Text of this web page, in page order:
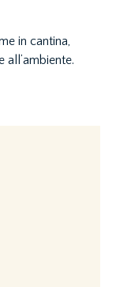
in cantina,
all’ambiente.